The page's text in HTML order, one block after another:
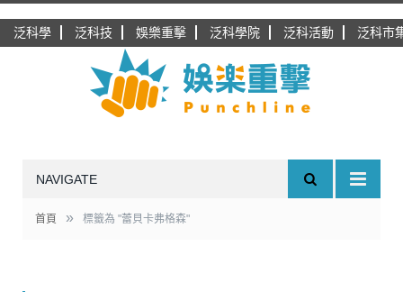
泛科學 泛科技 娛樂重擊 泛科學院 泛科活動 泛科市
NAVIGATE
首頁 » 標籤為 "蕾貝卡弗格森"